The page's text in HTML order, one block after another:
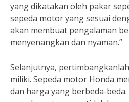
yang dikatakan oleh pakar
sepeda motor yang sesuai
akan membuat pengalaman
menyenangkan dan nyaman.”
Selanjutnya,
miliki. Sepeda motor Honda
dan harga yang berbeda-